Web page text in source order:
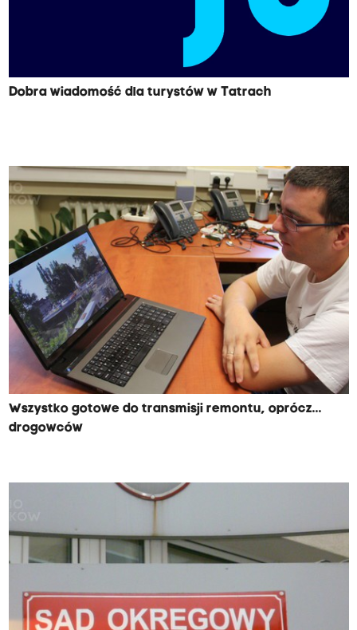
Dobra wiadomość dla turystów w Tatrach
Wszystko gotowe do transmisji remontu, oprócz...
drogowców